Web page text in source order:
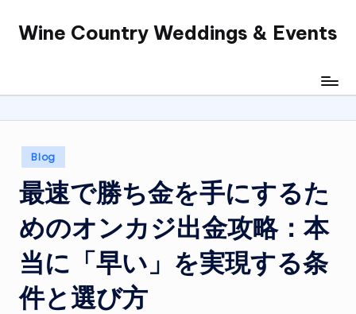
SkipWine Country Weddings & Events
Posted
in
Blog
最速で勝ち金を手にするた
めのオンカジ出金攻略：本
当に「早い」を実現する条
件と選び方